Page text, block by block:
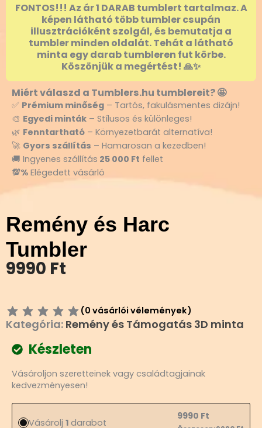
FONTOS!!! Az ár 1 DARAB tumblert tartalmaz. A
képen látható több tumbler csupán
illusztrációként szolgál, és bemutatja a
tumbler minden oldalát. Tehát a látható
minta egy darab tumbleren fut körbe.
Köszönjük a megértést! 🙏✨
Miért válaszd a Tumblers.hu tumblereit? 🤩
✅ Prémium minőség – Tartós, fakulásmentes dizájn!
🎨 Egyedi minták – Stílusos és különleges!
🌿 Fenntartható – Környezetbarát alternatíva!
🚀 Gyors szállítás – Hamarosan a kezedben!
🚚 Ingyenes szállítás 25 000 Ft fellet
💯% Elégedett vásárló
Remény és Harc
Tumbler
9990 Ft
(0 vásárlói vélemények)
Kategória: Remény és Támogatás 3D minta
Készleten
Vásároljon szeretteinek vagy családtagjainak
kedvezményesen!
Vásárolj 1 darabot
9990 Ft
és
Harc
Tumbler
mennyiség